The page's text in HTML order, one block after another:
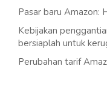
Pasar baru Amazon:
Kebijakan
bersiaplah untuk
Perubahan tarif